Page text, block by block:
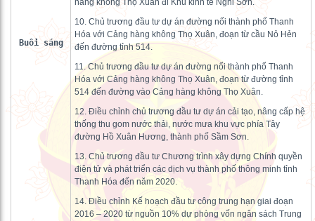
Buổi sáng
hàng không Thọ Xuân đi Khu kinh tế Nghi Sơn.
10. Chủ trương đầu tư dự án đường nối thành phố Thanh
Hóa với Cảng hàng không Thọ Xuân, đoạn từ cầu Nỏ Hẻn
đến đường tỉnh 514.
11. Chủ trương đầu tư dự án đường nối thành phố Thanh
Hóa với Cảng hàng không Thọ Xuân, đoạn từ đường tỉnh
514 đến đường vào Cảng hàng không Thọ Xuân.
12. Điều chỉnh chủ trương đầu tư dự án cải tạo, nâng cấp hệ
thống thu gom nước thải, nước mưa khu vực phía Tây
đường Hồ Xuân Hương, thành phố Sầm Sơn.
13. Chủ trương đầu tư Chương trình xây dựng Chính quyền
điện tử và phát triển các dịch vụ thành phố thông minh tỉnh
Thanh Hóa đến năm 2020.
14. Điều chỉnh Kế hoạch đầu tư công trung hạn giai đoạn
2016 – 2020 từ nguồn 10% dự phòng vốn ngân sách Trung